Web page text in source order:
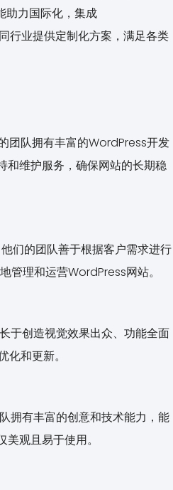
助力国际化，集成
行业提供定制化方案，满足各类
团队拥有丰富的WordPress开发
和维护服务，确保网站的长期稳
们的团队善于根据客户需求进行
管理和运营WordPress网站。
于创造视觉效果出众、功能全面
和更新。
拥有丰富的创意和技术能力，能
观且易于使用。